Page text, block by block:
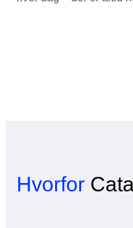
Hvorfor